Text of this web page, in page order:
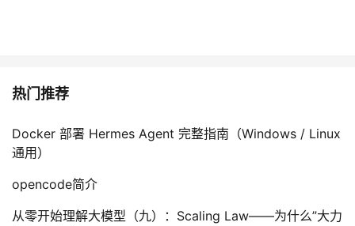
热门推荐
Docker 部署 Hermes Agent 完整指南（Windows / Linux
通用）
opencode简介
从零开始理解大模型（九）：Scaling Law——为什么”大力